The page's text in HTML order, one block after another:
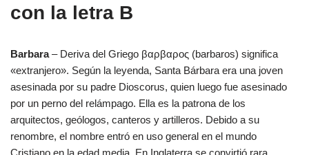
con la letra B
Barbara– Deriva del Griego βαρβαρος (barbaros) significa
«extranjero». Según la leyenda, Santa Bárbara era una joven
asesinada por su padre Dioscorus, quien luego fue asesinado
por un perno del relámpago. Ella es la patrona de los
arquitectos, geólogos, canteros y artilleros. Debido a su
renombre, el nombre entró en uso general en el mundo